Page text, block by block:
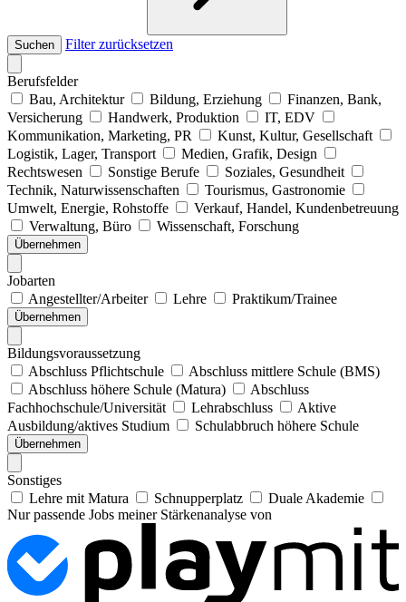
Suchen Filter zurücksetzen
Berufsfelder
Bau, Architektur
Bildung, Erziehung
Finanzen, Bank,
Versicherung
Handwerk, Produktion
IT, EDV
Kommunikation, Marketing, PR
Kunst, Kultur, Gesellschaft
Logistik, Lager, Transport
Medien, Grafik, Design
Rechtswesen
Sonstige Berufe
Soziales, Gesundheit
Technik, Naturwissenschaften
Tourismus, Gastronomie
Umwelt, Energie, Rohstoffe
Verkauf, Handel, Kundenbetreuung
Verwaltung, Büro
Wissenschaft, Forschung
Übernehmen
Jobarten
Angestellter/Arbeiter
Lehre Praktikum/Trainee
Übernehmen
Bildungsvoraussetzung
Abschluss Pflichtschule
Abschluss mittlere Schule (BMS)
Abschluss höhere Schule (Matura)
Abschluss
Fachhochschule/Universität
Lehrabschluss
Aktive
Ausbildung/aktives Studium
Schulabbruch höhere Schule
Übernehmen
Sonstiges
Lehre mit Matura
Schnupperplatz
Duale Akademie
Nur passende Jobs meiner Stärkenanalyse von